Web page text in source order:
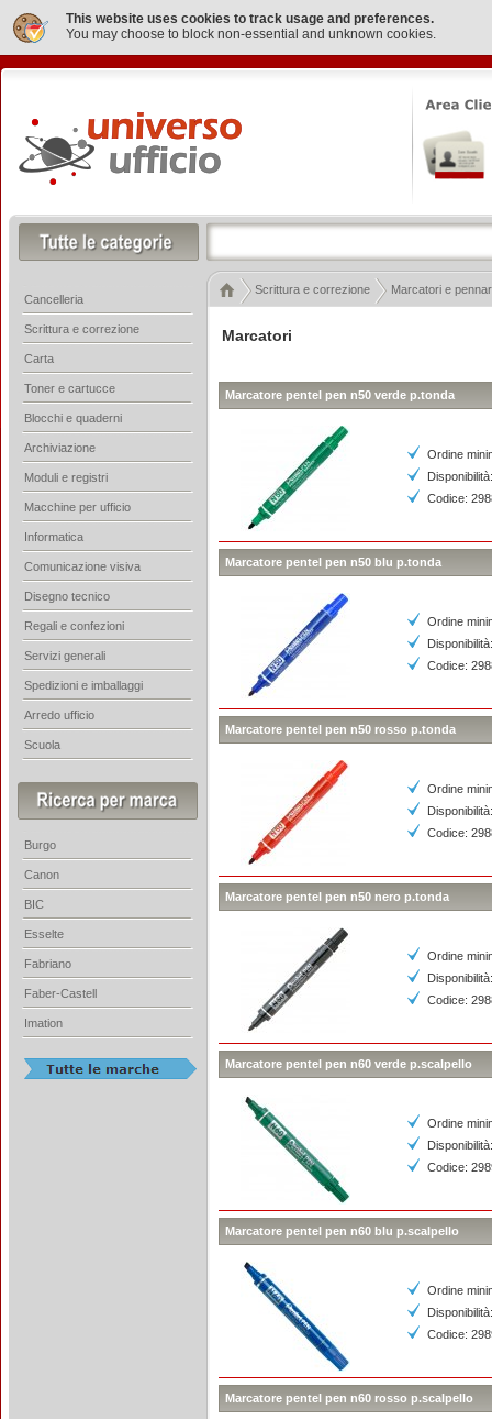
This website uses cookies to track usage and preferences.
You may choose to block non-essential and unknown cookies.
Marcatori
Marcatore pentel pen n50 verde p.tonda
Ordine
Codice:
Marcatore pentel pen n50 blu p.tonda
Ordine
Codice:
Marcatore pentel pen n50 rosso p.tonda
Ordine
Codice:
Marcatore pentel pen n50 nero p.tonda
Ordine
Codice:
Marcatore pentel pen n60 verde p.scalpello
Ordine
Codice:
Marcatore pentel pen n60 blu p.scalpello
Ordine
Codice:
Marcatore pentel pen n60 rosso p.scalpello
Scrittura e correzione Marcatori e
Cancelleria
Scrittura e correzione
Carta
Toner e cartucce
Blocchi e quaderni
Archiviazione
Moduli e registri
Macchine per ufficio
Informatica
Comunicazione visiva
Disegno tecnico
Regali e confezioni
Servizi generali
Spedizioni e imballaggi
Arredo ufficio
Scuola
Burgo
Canon
BIC
Esselte
Fabriano
Faber-Castell
Imation